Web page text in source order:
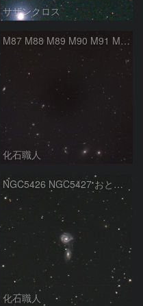
サザンクロス
M87 M88 M89 M90 M91 M100 マルカリアンの銀河鎖 おとめ座 かみのけ座
化石職人
NGC5426 NGC5427 おとめ座
化石職人